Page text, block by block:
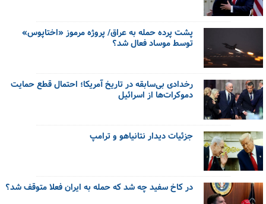
پشت پرده حمله به عراق/ پروژه مرموز «اختاپوس»
توسط موساد فعال شد؟
رخدادی بی‌سابقه در تاریخ آمریکا؛ احتمال قطع حمایت
دموکرات‌ها از اسرائیل
جزئیات دیدار نتانیاهو و ترامپ
در کاخ سفید چه شد که حمله به ایران فعلا متوقف شد؟